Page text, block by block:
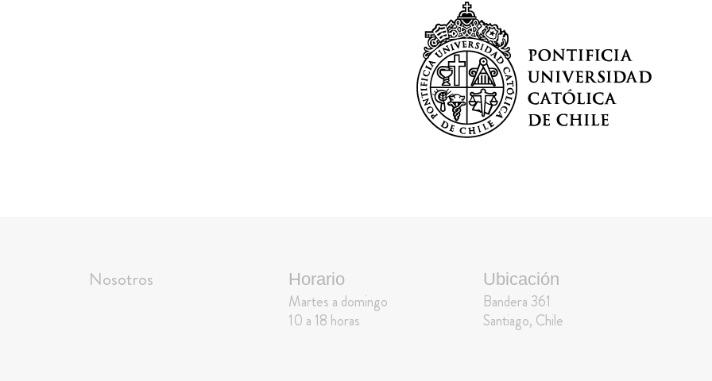
Nosotros Horario
Martes a domingo
10 a 18 horas
Ubicación
Bandera 361
Santiago, Chile